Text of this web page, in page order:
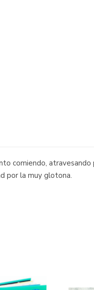
comiendo, atravesando
por la muy glotona.